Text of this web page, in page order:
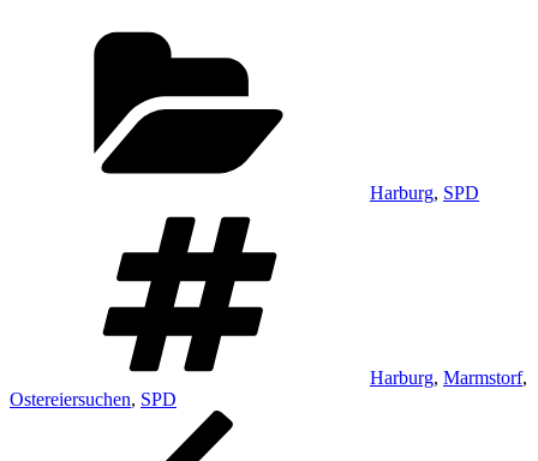
Harburg, SPD
Harburg, Marmstorf,
Ostereiersuchen, SPD
Beitragsnavigation